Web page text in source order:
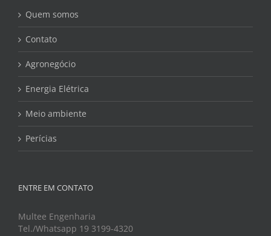
Quem somos
Contato
Agronegócio
Energia Elétrica
Meio ambiente
Perícias
ENTRE EM CONTATO
Multee Engenharia
Tel./Whatsapp 19 3199-4320